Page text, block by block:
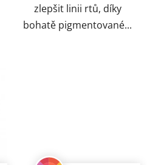
zlepšit linii rtů, díky
bohatě pigmentované...